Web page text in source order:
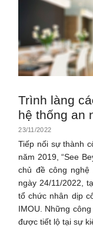
Trình làng
hệ thống an
23/11/2022
Tiếp nối sự thành
năm 2019, “See
chủ đề công
ngày 24/11/2022,
tổ chức nhân dịp
IMOU. Những
được tiết lộ tại sự